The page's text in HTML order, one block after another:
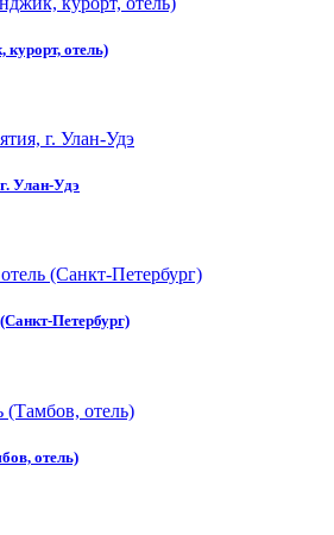
курорт, отель)
Улан-Удэ
Петербург)
отель)